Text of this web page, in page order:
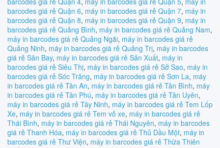
barcodes giá rẻ Quận 6, máy in barcodes giá rẻ Quận 7, máy in
barcodes giá rẻ Quận 8, máy in barcodes giá rẻ Quận 9, máy in
barcodes giá rẻ Quảng Bình, máy in barcodes giá rẻ Quảng Nam,
máy in barcodes giá rẻ Quảng Ngãi, máy in barcodes giá rẻ
Quảng Ninh, máy in barcodes giá rẻ Quảng Trị, máy in barcodes
giá rẻ Sân Bay, máy in barcodes giá rẻ Sản Xuất, máy in
barcodes giá rẻ Siêu Thị, máy in barcodes giá rẻ Sở Sao, máy in
barcodes giá rẻ Sóc Trăng, máy in barcodes giá rẻ Sơn La, máy
in barcodes giá rẻ Tân An, máy in barcodes giá rẻ Tân Bình, máy
in barcodes giá rẻ Tân Phú, máy in barcodes giá rẻ Tân Uyên,
máy in barcodes giá rẻ Tây Ninh, máy in barcodes giá rẻ Tem Lốp
Xe, máy in barcodes giá rẻ Tem vỏ xe, máy in barcodes giá rẻ
Thái Bình, máy in barcodes giá rẻ Thái Nguyên, máy in barcodes
giá rẻ Thanh Hóa, máy in barcodes giá rẻ Thủ Dầu Một, máy in
barcodes giá rẻ Thư Viện, máy in barcodes giá rẻ Thừa Thiên